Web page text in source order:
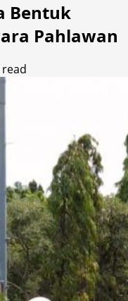
Bentuk
Pahlawan